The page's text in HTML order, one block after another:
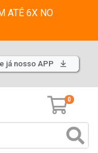
ATÉ 6X NO
já nosso APP
0